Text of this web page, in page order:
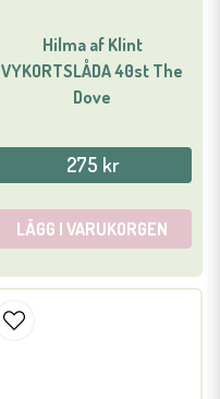
Hilma af Klint
VYKORTSLÅDA 40st The
Dove
275 kr
LÄGG I VARUKORGEN